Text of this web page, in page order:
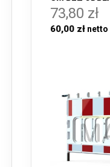
73,80 zł
60,00 zł